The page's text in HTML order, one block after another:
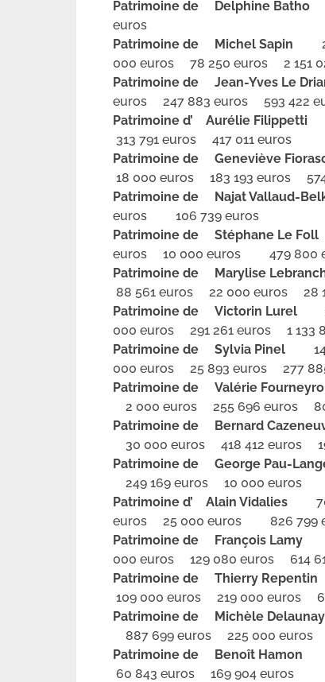
Patrimoine de Delphine Batho
euros
Patrimoine de Michel Sapin 2
000 euros 78 250 euros 2 151
Patrimoine de Jean-Yves Le
euros 247 883 euros 593 422
Patrimoine d’ Aurélie Filippetti
313 791 euros 417 011 euros
Patrimoine de Geneviève
18 000 euros 183 193 euros
Patrimoine de Najat Vallaud-
euros 106 739 euros
Patrimoine de Stéphane Le Foll
euros 10 000 euros 479 800
Patrimoine de Marylise
88 561 euros 22 000 euros 28
Patrimoine de Victorin Lurel
000 euros 291 261 euros 1 133
Patrimoine de Sylvia Pinel
000 euros 25 893 euros 277
Patrimoine de Valérie
2 000 euros 255 696 euros
Patrimoine de Bernard
30 000 euros 418 412 euros
Patrimoine de George Pau-
249 169 euros 10 000 euros 1
Patrimoine d’ Alain Vidalies
euros 25 000 euros 826 799
Patrimoine de François Lamy
000 euros 129 080 euros 614
Patrimoine de Thierry Repentin
109 000 euros 219 000 euros
Patrimoine de Michèle
887 699 euros 225 000 euros
Patrimoine de Benoît Hamon
60 843 euros 169 904 euros